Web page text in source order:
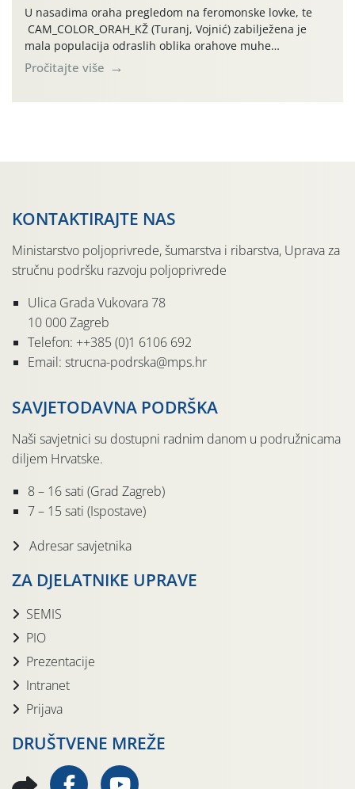
U nasadima oraha pregledom na feromonske lovke, te
CAM_COLOR_ORAH_KŽ (Turanj, Vojnić) zabilježena je
mala populacija odraslih oblika orahove muhe
(Rhagoletis completa). Niska brojnost može se objasniti
činjenicom da je riječ o mladim nasadima s vrlo malim
Pročitajte više
KONTAKTIRAJTE NAS
Ministarstvo poljoprivrede, šumarstva i ribarstva, Uprava za
stručnu podršku razvoju poljoprivrede
Ulica Grada Vukovara 78
10 000 Zagreb
Telefon: ++385 (0)1 6106 692
Email: strucna-podrska@mps.hr
SAVJETODAVNA PODRŠKA
Naši savjetnici su dostupni radnim danom u podružnicama
diljem Hrvatske.
8 – 16 sati (Grad Zagreb)
7 – 15 sati (Ispostave)
Adresar savjetnika
ZA DJELATNIKE UPRAVE
SEMIS
PIO
Prezentacije
Intranet
Prijava
DRUŠTVENE MREŽE